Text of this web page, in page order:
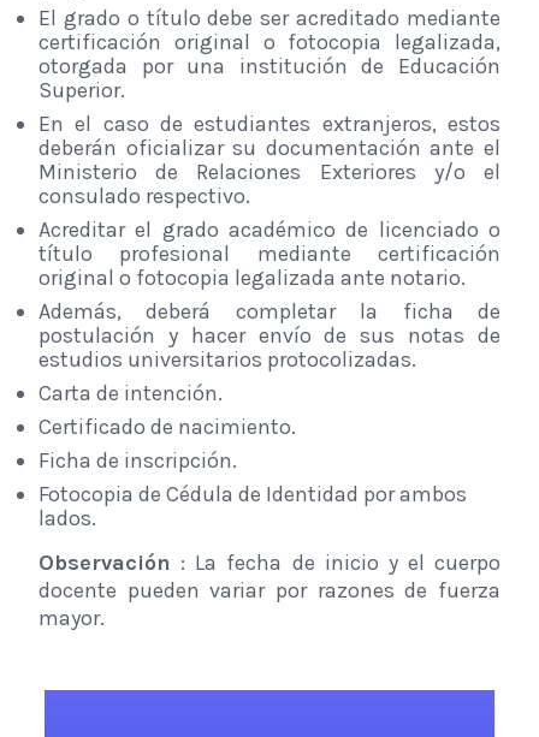
El grado o título debe ser acreditado mediante
certificación original o fotocopia legalizada,
otorgada por una institución de Educación
Superior.
En el caso de estudiantes extranjeros, estos
deberán oficializar su documentación ante el
Ministerio de Relaciones Exteriores y/o el
consulado respectivo.
Acreditar el grado académico de licenciado o
título profesional mediante certificación
original o fotocopia legalizada ante notario.
Además, deberá completar la ficha de
postulación y hacer envío de sus notas de
estudios universitarios protocolizadas.
Carta de intención.
Certificado de nacimiento.
Ficha de inscripción.
Fotocopia de Cédula de Identidad por ambos
lados.
Observación : La fecha de inicio y el cuerpo
docente pueden variar por razones de fuerza
mayor.